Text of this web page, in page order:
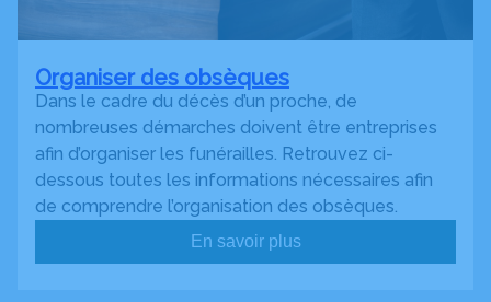
Organiser des obsèques
Dans le cadre du décès d’un proche, de
nombreuses démarches doivent être entreprises
afin d’organiser les funérailles. Retrouvez ci-
dessous toutes les informations nécessaires afin
de comprendre l’organisation des obsèques.
En savoir plus